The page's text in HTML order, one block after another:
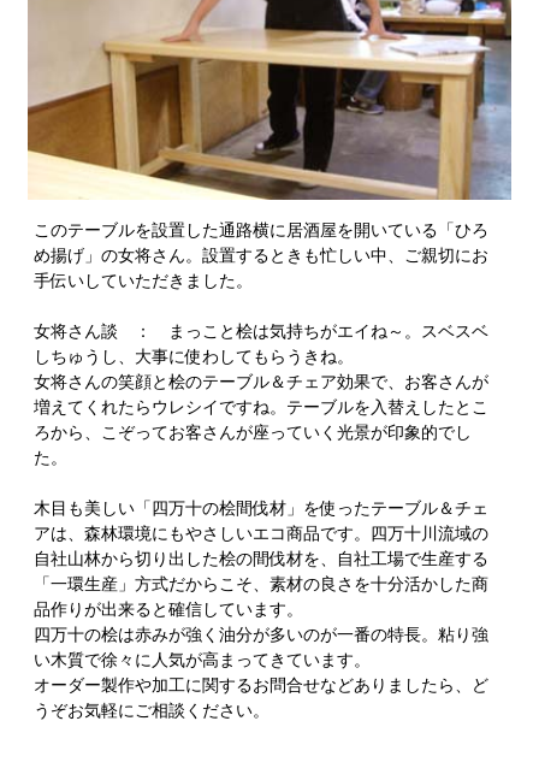
このテーブルを設置した通路横に居酒屋を開いている「ひろ
め揚げ」の女将さん。設置するときも忙しい中、ご親切にお
手伝いしていただきました。
女将さん談 ： まっこと桧は気持ちがエイね～。スベスベ
しちゅうし、大事に使わしてもらうきね。
女将さんの笑顔と桧のテーブル＆チェア効果で、お客さんが
増えてくれたらウレシイですね。テーブルを入替えしたとこ
ろから、こぞってお客さんが座っていく光景が印象的でし
た。
木目も美しい「四万十の桧間伐材」を使ったテーブル＆チェ
アは、森林環境にもやさしいエコ商品です。四万十川流域の
自社山林から切り出した桧の間伐材を、自社工場で生産する
「一環生産」方式だからこそ、素材の良さを十分活かした商
品作りが出来ると確信しています。
四万十の桧は赤みが強く油分が多いのが一番の特長。粘り強
い木質で徐々に人気が高まってきています。
オーダー製作や加工に関するお問合せなどありましたら、ど
うぞお気軽にご相談ください。